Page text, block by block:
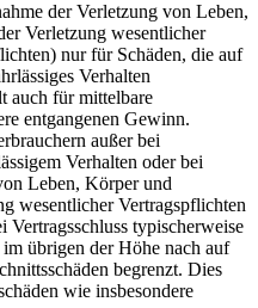
der Verletzung von Leben,
Verletzung wesentlicher
nur für Schäden, die auf
Verhalten
auch für mittelbare
entgangenen Gewinn.
außer bei
Verhalten oder bei
Leben, Körper und
wesentlicher Vertragspflichten
typischerweise
übrigen der Höhe nach auf
begrenzt. Dies
wie insbesondere